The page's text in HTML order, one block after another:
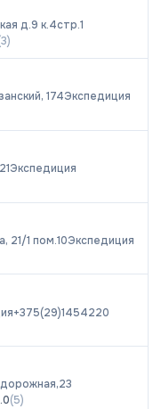
д.9 к.4стр.1
3)
174Экспедиция
Экспедиция
21/1 пом.10Экспедиция
+375(29)1454220
(5)